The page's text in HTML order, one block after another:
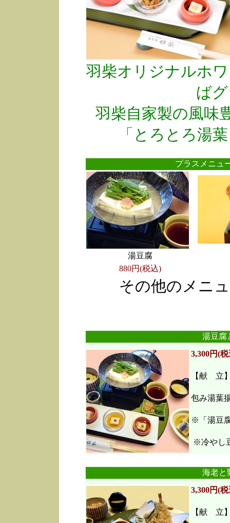
羽柴オリジナルホ
ば
羽柴自家製の風味
「とろとろ湯
プラスメニ
湯豆腐
880円(税込)
その他のメニ
湯豆腐
3,300円(
【献 立
包み湯葉
※「湯豆
※冷やし
海老
3,300円(
【献 立